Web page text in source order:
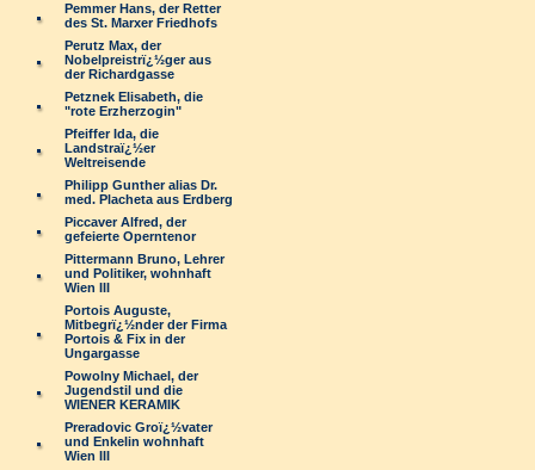
Pemmer Hans, der Retter
des St. Marxer Friedhofs
Perutz Max, der
Nobelpreistrï¿½ger aus
der Richardgasse
Petznek Elisabeth, die
"rote Erzherzogin"
Pfeiffer Ida, die
Landstraï¿½er
Weltreisende
Philipp Gunther alias Dr.
med. Placheta aus Erdberg
Piccaver Alfred, der
gefeierte Operntenor
Pittermann Bruno, Lehrer
und Politiker, wohnhaft
Wien III
Portois Auguste,
Mitbegrï¿½nder der Firma
Portois & Fix in der
Ungargasse
Powolny Michael, der
Jugendstil und die
WIENER KERAMIK
Preradovic Groï¿½vater
und Enkelin wohnhaft
Wien III